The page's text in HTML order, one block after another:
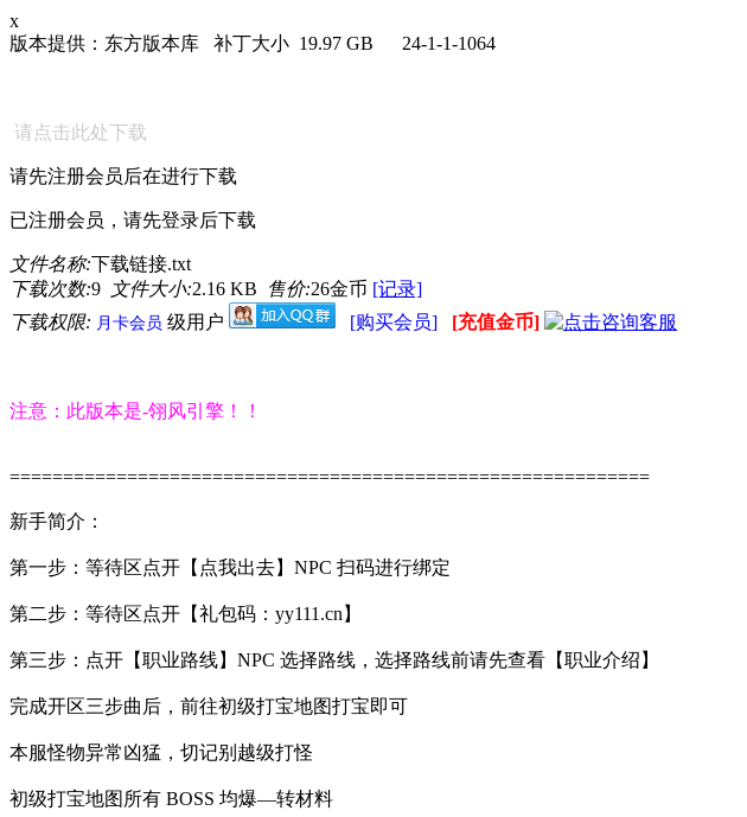
x
版本提供：东方版本库 补丁大小 19.97 GB 24-1-1-1064
请点击此处下载
请先注册会员后在进行下载
已注册会员，请先登录后下载
文件名称:下载链接.txt
下载次数:9 文件大小:2.16 KB 售价:26金币 [记录]
下载权限: 月卡会员 级用户 [购买会员] [充值金币]
注意：此版本是-翎风引擎！！
============================================================
新手简介：
第一步：等待区点开【点我出去】NPC 扫码进行绑定
第二步：等待区点开【礼包码：yy111.cn】
第三步：点开【职业路线】NPC 选择路线，选择路线前请先查看【职业介绍】
完成开区三步曲后，前往初级打宝地图打宝即可
本服怪物异常凶猛，切记别越级打怪
初级打宝地图所有 BOSS 均爆—转材料